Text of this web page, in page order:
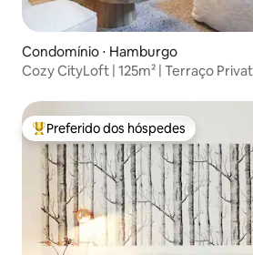
Condomínio ⋅ Hamburgo
Cozy CityLoft | 125m² | Terraço
Entre os melhores preferidos dos
Preferido dos hóspedes